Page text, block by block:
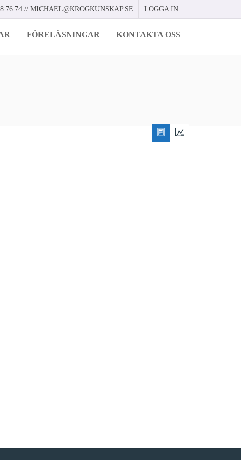
LOGGA IN
76 74 // MICHAEL@KROGKUNSKAP.SE
FÖRELÄSNINGAR KONTAKTA OSS